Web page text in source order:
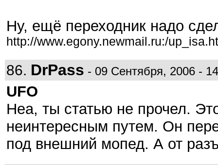
Ну, ещё переходник надо
http://www.egony.newmail.ru:/
86. DrPass - 09 Сентября, 2006 -
UFO
Неа, ты статью не прочел.
неинтересным путем. Он
под внешний мопед. А от